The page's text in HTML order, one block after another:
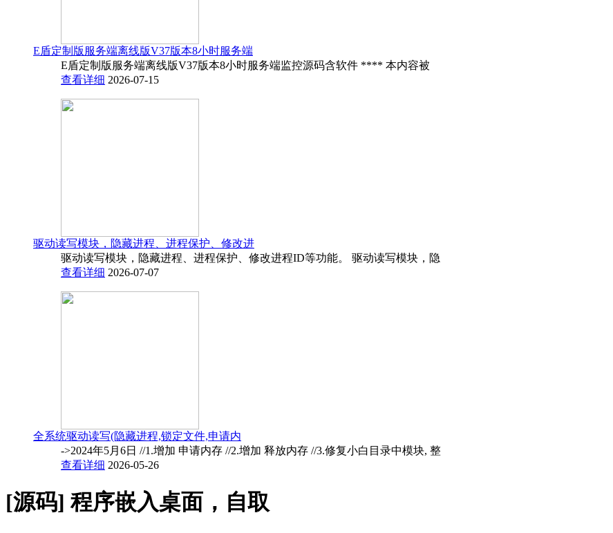
E盾定制版服务端离线版V37版本8小时服务端
E盾定制版服务端离线版V37版本8小时服务端监控源码含软件 **** 本内容被
查看详细 2026-07-15
驱动读写模块，隐藏进程、进程保护、修改进
驱动读写模块，隐藏进程、进程保护、修改进程ID等功能。 驱动读写模块，隐
查看详细 2026-07-07
全系统驱动读写(隐藏进程,锁定文件,申请内
->2024年5月6日 //1.增加 申请内存 //2.增加 释放内存 //3.修复小白目录中模块, 整
查看详细 2026-05-26
[源码]程序嵌入桌面，自取